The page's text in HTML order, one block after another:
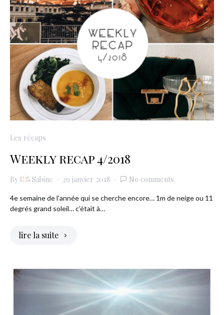
Les récaps
Weekly recap 4/2018
By Sabine 29 janvier 2018 No comments
4e semaine de l’année qui se cherche encore… 1m de neige ou 11
degrés grand soleil… c’était à…
lire la suite